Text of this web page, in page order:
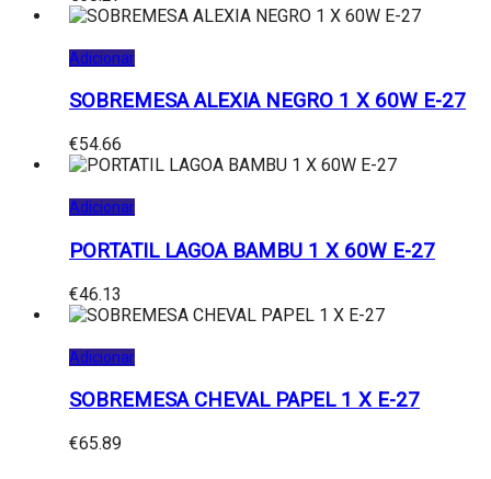
Adicionar
SOBREMESA ALEXIA NEGRO 1 X 60W E-27
€54.66
Adicionar
PORTATIL LAGOA BAMBU 1 X 60W E-27
€46.13
Adicionar
SOBREMESA CHEVAL PAPEL 1 X E-27
€65.89